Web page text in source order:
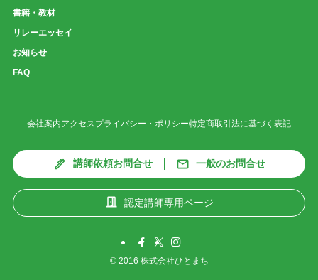
書籍・教材
リレーエッセイ
お知らせ
FAQ
会社案内アクセスプライバシー・ポリシー特定商取引法に基づく表記
講師依頼お問合せ 一般のお問合せ
認定講師専用ページ
©2016 株式会社ひとまち